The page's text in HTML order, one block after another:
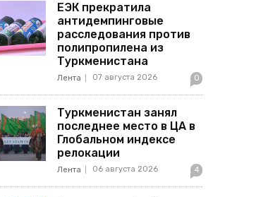
ЕЭК прекратила
антидемпинговые
расследования против
полипропилена из
Туркменистана
Лента 07 августа 2026 0
Туркменистан занял
последнее место в ЦА в
Глобальном индексе
релокации
Лента 06 августа 2026 4